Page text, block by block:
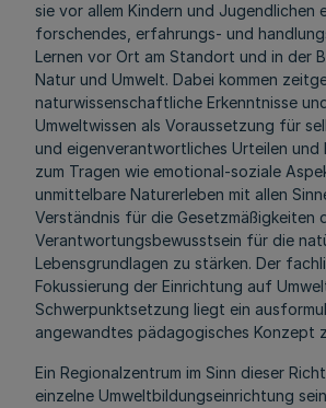
sie vor allem Kindern und Jugendlichen
forschendes, erfahrungs- und
Lernen vor Ort am Standort und in der
Natur und Umwelt. Dabei kommen
naturwissenschaftliche Erkenntnisse
Umweltwissen als Voraussetzung für
und eigenverantwortliches Urteilen und
zum Tragen wie emotional-soziale
unmittelbare Naturerleben mit allen
Verständnis für die Gesetzmäßigkeiten
Verantwortungsbewusstsein für die
Lebensgrundlagen zu stärken. Der
Fokussierung der Einrichtung auf
Schwerpunktsetzung liegt ein
angewandtes pädagogisches Konzept
Ein Regionalzentrum im Sinn dieser
einzelne Umweltbildungseinrichtung